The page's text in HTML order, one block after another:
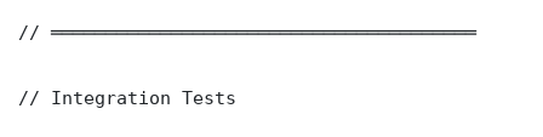
// ═══════════════════════════════════════
// Integration Tests